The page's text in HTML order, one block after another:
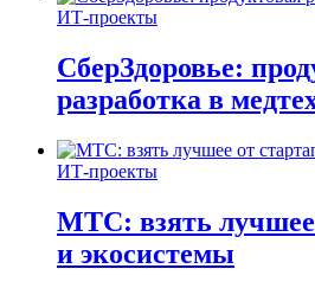
ИТ-проекты
СберЗдоровье:
разработка в
ИТ-проекты
МТС: взять лучшее
и экосистемы